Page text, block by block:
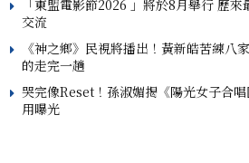
「東盟電影節2026 」將於8月舉行 歷
交流
《神之鄉》民視將播出！黃新皓苦練八
的走完一趟
哭完像Reset！孫淑媚揭《陽光女子合
用曝光